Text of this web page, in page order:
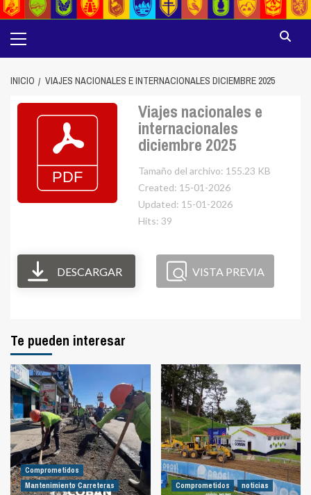
principal
INICIO VIAJES NACIONALES E INTERNACIONALES DICIEMBRE 2025
Viajes nacionales e
internacionales
diciembre 2025
Tamaño del archivo: 155.23 KB
Created: 15-01-2026
Updated: 15-01-2026
Hits: 39
DESCARGAR VISTA PREVIA
Te pueden interesar
Comprometidos
Mantenimiento Carreteras
Comprometidos
noticias